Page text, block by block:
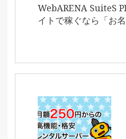
WebARENA SuiteS
イトで稼ぐなら「お